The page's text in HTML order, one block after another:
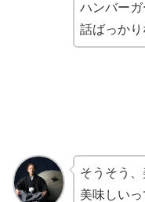
ハンバー
話ばっかり
そうそう、
美味しい